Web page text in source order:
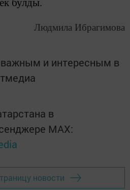
булды.
Людмила Ибрагимова
и интересным в
в
MАХ:
новости